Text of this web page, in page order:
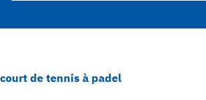
court de tennis à padel